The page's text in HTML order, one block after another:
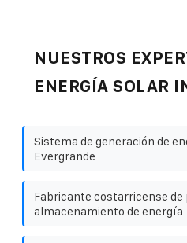
NUESTROS
ENERGÍA SOLAR
Sistema de generación de
Evergrande
Fabricante costarricense
almacenamiento de energía